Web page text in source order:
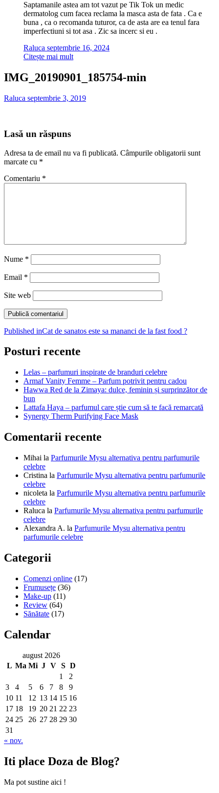
Saptamanile astea am tot vazut pe Tik Tok un medic
dermatolog cum facea reclama la masca asta de fata . Ca e
buna , ca o recomanda tuturor, ca de asta are ea tenul fara
imperfectiuni si tot asa . Zic sa incerc si eu .
Raluca septembrie 16, 2024
Citește mai mult
IMG_20190901_185754-min
Raluca septembrie 3, 2019
Lasă un răspuns
Adresa ta de email nu va fi publicată. Câmpurile obligatorii sunt
marcate cu *
Comentariu *
Nume *
Email *
Site web
Navigare
în
articole
Published inCat de sanatos este sa mananci de la fast food ?
Posturi recente
Lelas – parfumuri inspirate de branduri celebre
Armaf Vanity Femme – Parfum potrivit pentru cadou
Hawwa Red de la Zimaya: dulce, feminin și surprinzător de
bun
Lattafa Haya – parfumul care știe cum să te facă remarcată
Synergy Therm Purifying Face Mask
Comentarii recente
Mihai la Parfumurile Mysu alternativa pentru parfumurile
celebre
Cristina la Parfumurile Mysu alternativa pentru parfumurile
celebre
nicoleta la Parfumurile Mysu alternativa pentru parfumurile
celebre
Raluca la Parfumurile Mysu alternativa pentru parfumurile
celebre
Alexandra A. la Parfumurile Mysu alternativa pentru
parfumurile celebre
Categorii
Comenzi online (17)
Frumusețe (36)
Make-up (11)
Review (64)
Sănătate (17)
Calendar
august 2026
L Ma Mi J V S D
1
2
3
4 5 6 7 8
9
10 11 12 13 14 15 16
17 18 19 20 21 22 23
24 25 26 27 28 29 30
31
« nov.
Iti place Doza de Blog?
Ma pot sustine aici !